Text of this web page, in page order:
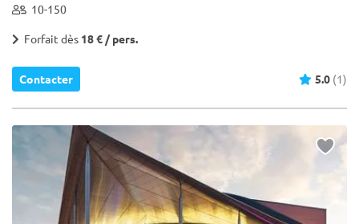
10-150
Forfait dès 18 € / pers.
Contacter 5.0 (1)